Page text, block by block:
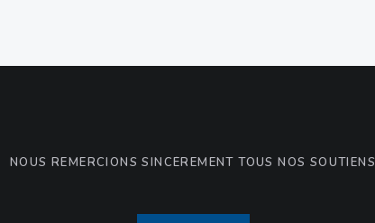
NOUS REMERCIONS SINCÈREMENT TOUS NOS SOUTIENS